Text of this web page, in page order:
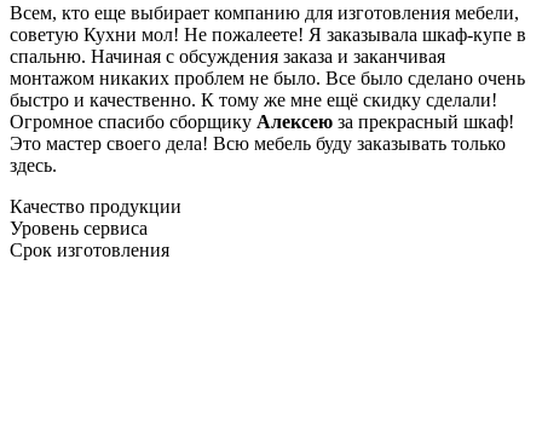
Всем, кто еще выбирает компанию для изготовления мебели,
советую Кухни мол! Не пожалеете! Я заказывала шкаф-купе в
спальню. Начиная с обсуждения заказа и заканчивая
монтажом никаких проблем не было. Все было сделано очень
быстро и качественно. К тому же мне ещё скидку сделали!
Огромное спасибо сборщику Алексею за прекрасный шкаф!
Это мастер своего дела! Всю мебель буду заказывать только
здесь.
Качество продукции
Уровень сервиса
Срок изготовления